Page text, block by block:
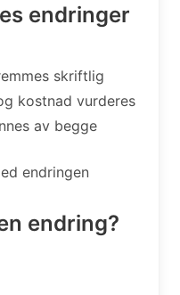
endringer
skriftlig
kostnad vurderes
av begge
endringen
endring?